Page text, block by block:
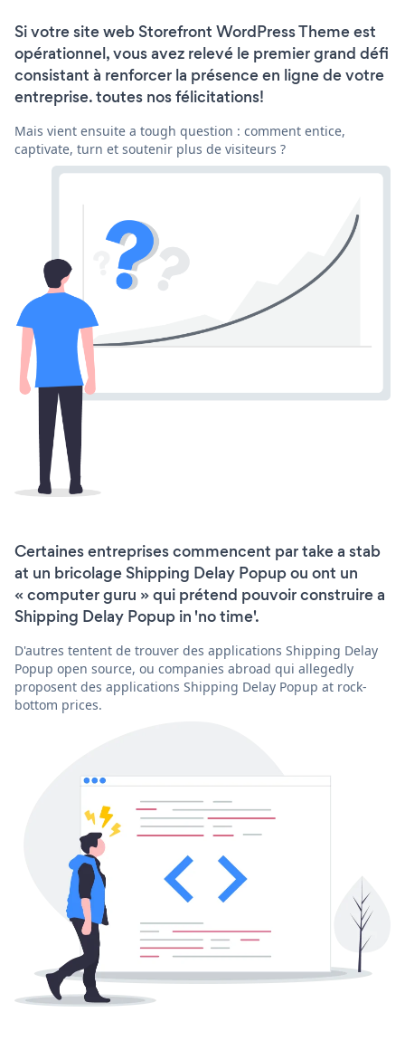
Si votre site web Storefront WordPress Theme est
opérationnel, vous avez relevé le premier grand défi
consistant à renforcer la présence en ligne de votre
entreprise. toutes nos félicitations!
Mais vient ensuite a tough question : comment entice,
captivate, turn et soutenir plus de visiteurs ?
Certaines entreprises commencent par take a stab
at un bricolage Shipping Delay Popup ou ont un
« computer guru » qui prétend pouvoir construire a
Shipping Delay Popup in 'no time'.
D'autres tentent de trouver des applications Shipping Delay
Popup open source, ou companies abroad qui allegedly
proposent des applications Shipping Delay Popup at rock-
bottom prices.